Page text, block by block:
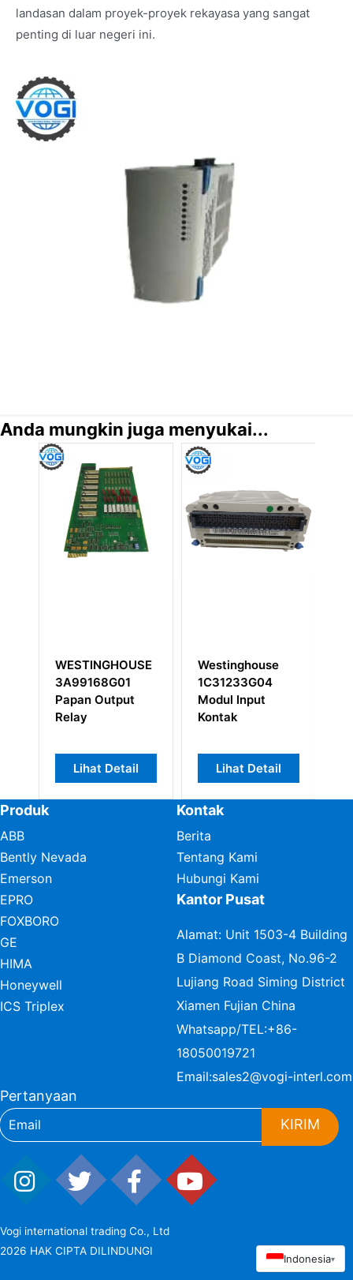
landasan dalam proyek-proyek rekayasa yang sangat
penting di luar negeri ini.
Anda mungkin juga menyukai...
WESTINGHOUSE
3A99168G01
Papan Output
Relay
Lihat Detail
Westinghouse
1C31233G04
Modul Input
Kontak
Lihat Detail
Produk
ABB
Bently Nevada
Emerson
EPRO
FOXBORO
GE
HIMA
Honeywell
ICS Triplex
Kontak
Berita
Tentang Kami
Hubungi Kami
Kantor Pusat
Alamat: Unit 1503-4 Building
B Diamond Coast, No.96-2
Lujiang Road Siming District
Xiamen Fujian China
Whatsapp/TEL:+86-
18050019721
Email:sales2@vogi-interl.com
Pertanyaan
KIRIM
Vogi international trading Co., Ltd
2026 HAK CIPTA DILINDUNGI
Indonesia▾